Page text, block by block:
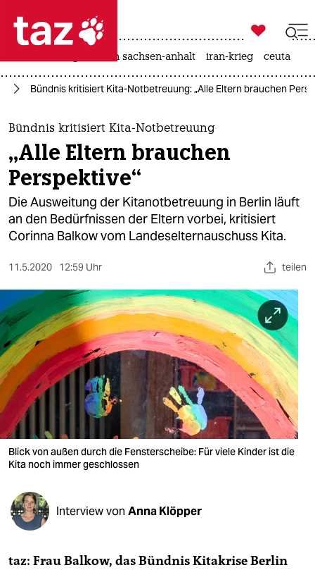
 taz zahl ich
taz zahl ich
themen
politik
öko
gesellschaft
sport
berlin
nord
wahrheit
verlag
verlag
veranstaltungen
shop
fragen & hilfe
unterstützen

taz zahl ich
landtagswahl in sachsen-anhalt iran-krieg ceuta
Bündnis kritisiert Kita-Notbetreuung: „Alle Eltern brauchen
Bündnis kritisiert Kita-Notbetreuung
„Alle Eltern brauchen
Perspektive“
Die Ausweitung der Kitanotbetreuung in Berlin läuft
an den Bedürfnissen der Eltern vorbei, kritisiert
Corinna Balkow vom Landeselternauschuss Kita.
11.5.2020 12:59 Uhr teilen
Blick von außen durch die Fensterscheibe: Für viele Kinder ist die
Kita noch immer geschlossen
Interview von Anna Klöpper
taz: Frau Balkow, das Bündnis Kitakrise Berlin